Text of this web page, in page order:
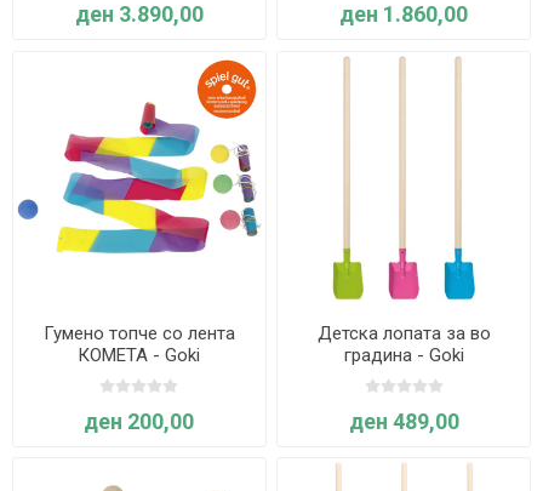
ден 3.890,00 ден 1.860,00
Гумено топче со лента
КОМЕТА - Goki
ден 200,00
Детска лопата за во
градина - Goki
ден 489,00